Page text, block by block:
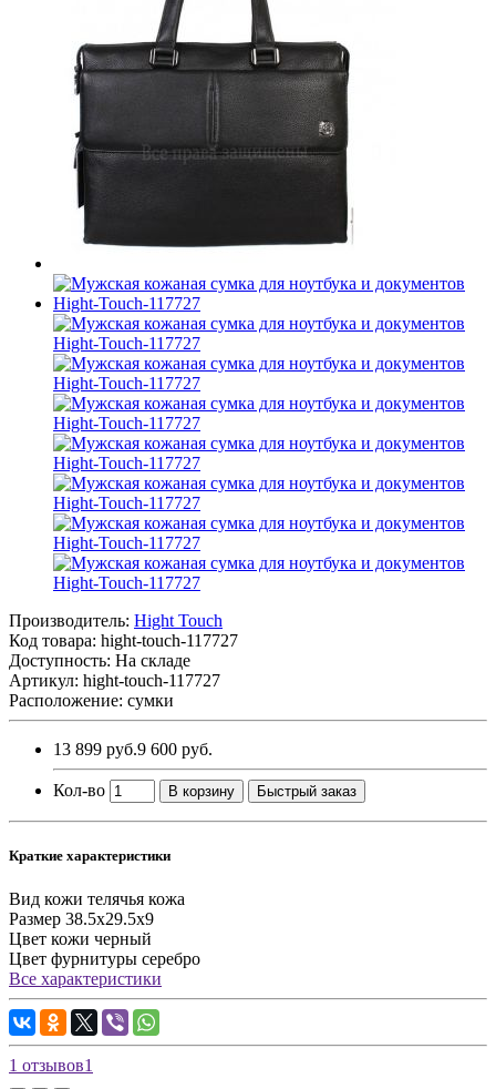
Производитель: Hight Touch
Код товара: hight-touch-117727
Доступность: На складе
Артикул: hight-touch-117727
Расположение: сумки
13 899 руб.9 600 руб.
Кол-во В корзину Быстрый заказ
Краткие характеристики
Вид кожи телячья кожа
Размер 38.5х29.5х9
Цвет кожи черный
Цвет фурнитуры серебро
Все характеристики
1 отзывов1